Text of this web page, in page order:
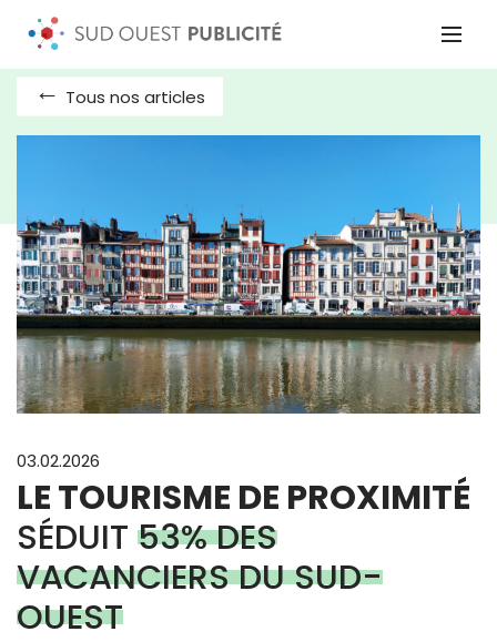
Tous nos articles
03.02.2026
LE TOURISME DE PROXIMITÉ
SÉDUIT 53% DES
VACANCIERS DU SUD-
OUEST